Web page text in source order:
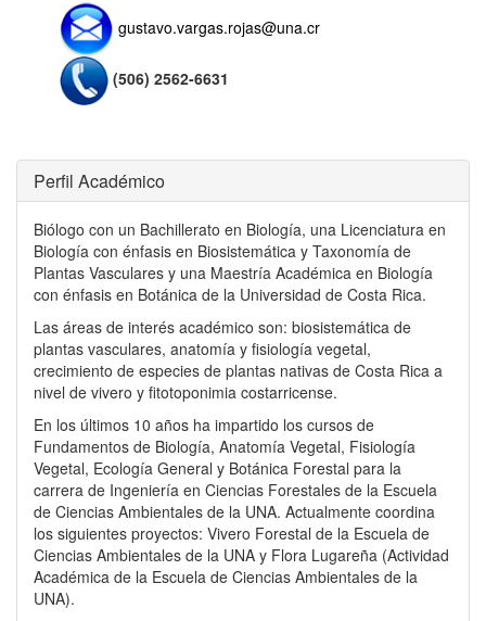
gustavo.vargas.rojas@una.cr
(506) 2562-6631
Perfil Académico
Biólogo con un Bachillerato en Biología, una Licenciatura en
Biología con énfasis en Biosistemática y Taxonomía de
Plantas Vasculares y una Maestría Académica en Biología
con énfasis en Botánica de la Universidad de Costa Rica.
Las áreas de interés académico son: biosistemática de
plantas vasculares, anatomía y fisiología vegetal,
crecimiento de especies de plantas nativas de Costa Rica a
nivel de vivero y fitotoponimia costarricense.
En los últimos 10 años ha impartido los cursos de
Fundamentos de Biología, Anatomía Vegetal, Fisiología
Vegetal, Ecología General y Botánica Forestal para la
carrera de Ingeniería en Ciencias Forestales de la Escuela
de Ciencias Ambientales de la UNA. Actualmente coordina
los siguientes proyectos: Vivero Forestal de la Escuela de
Ciencias Ambientales de la UNA y Flora Lugareña (Actividad
Académica de la Escuela de Ciencias Ambientales de la
UNA).